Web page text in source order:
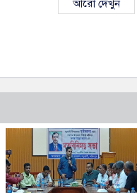
আরো দেখুন